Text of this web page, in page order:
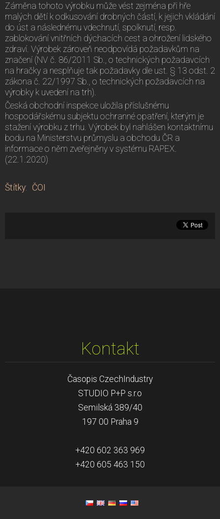
Záměna tohoto výrobku může vést zejména při hře
malých dětí k odkusování drobných částí, k jejich vkládání
do úst a následnému vdechnutí, spolknutí, resp.
zablokování vnitřních dýchacích cest a ohrožení lidského
zdraví. Výrobek zároveň neodpovídá požadavkům na
značení (NV č. 86/2011 Sb., o technických požadavcích
na hračky a nesplňuje tak požadavky dle ust. § 13 odst. 2
zákona č. 22/1997 Sb., o technických požadavcích na
výrobky k uvedení na trh).
Česká obchodní inspekce uložila příslušnému
hospodářskému subjektu ochranné opatření, kterým je
stažení výrobku z trhu. Výrobek byl nahlášen kontaktnímu
bodu na Ministerstvu průmyslu a obchodu ČR a
informace o něm zveřejněny v systému RAPEX.
(22.1.2020)
Štítky: ČOI
Kontakt
Časopis CzechIndustry
STUDIO P+P s.r.o
Semilská 389/40
197 00 Praha 9
+420 602 363 969
+420 605 463 150